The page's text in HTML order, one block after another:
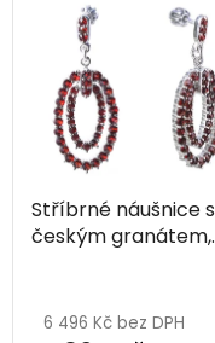
Stříbrné náušnice s
českým granátem,
6 496 Kč bez DPH